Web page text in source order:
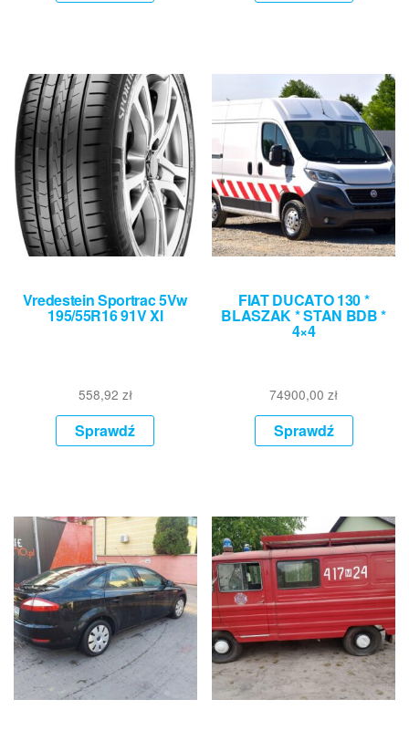
Vredestein Sportrac 5Vw
195/55R16 91V Xl
558,92 zł
Sprawdź
FIAT DUCATO 130 *
BLASZAK * STAN BDB *
4×4
74900,00zł
Sprawdź